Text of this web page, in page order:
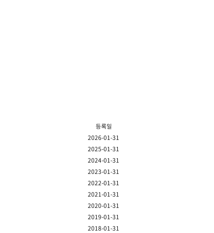
등록일
2026-01-31
2025-01-31
2024-01-31
2023-01-31
2022-01-31
2021-01-31
2020-01-31
2019-01-31
2018-01-31